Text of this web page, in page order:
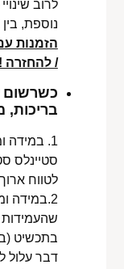
לרוב
נוספת, בין 30-70 ₪. תלוי במקרה,
הזמנות
/ להחזרה !
כשרשום
בריכות,
1. במידה
סטיינלס
לטווח
2.במידה
שהעמידות
בתכשיט
דבר עלול